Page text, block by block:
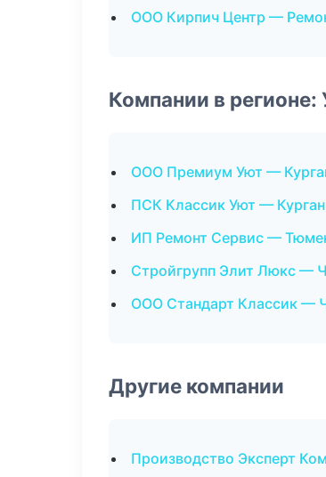
ООО Кирпич Центр —
Компании в
ООО Премиум Уют —
ПСК Классик Уют — Курган
ИП Ремонт Сервис —
Стройгрупп Элит Люкс —
ООО Стандарт Классик —
Другие компании
Производство Эксперт